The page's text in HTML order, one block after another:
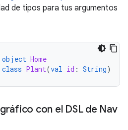
de tipos para tus argumentos
object Home
class Plant(val id : String)
con el DSL de Nav